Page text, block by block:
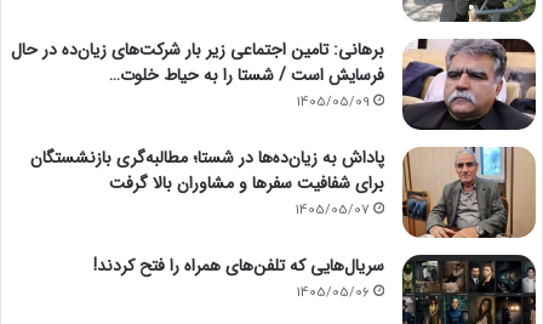
برهانی: تامین اجتماعی زیر بار شرکت‌های زیان‌ده در حال
فرسایش است / شستا را به حیاط خلوت…
1405/05/09
پاداش به زیان‌ده‌ها در شستا؛ مطالبه‌گری بازنشستگان
برای شفافیت سفرها و مشاوران بالا گرفت
1405/05/07
سریال‌هایی که تلفن‌های همراه را فتح کردند!
1405/05/06